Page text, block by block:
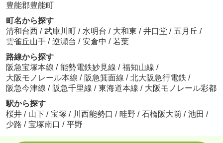
豊能郡豊能町
町名から探す
清和台西 / 武庫川町 / 水明台 / 大和東 / 井口堂 / 五月丘 /
雲雀丘山手 / 逆瀬台 / 安倉中 / 若葉
路線から探す
阪急宝塚本線 / 能勢電鉄妙見線 / 福知山線 /
大阪モノレール本線 / 阪急箕面線 / 北大阪急行電鉄 /
阪急今津線 / 阪急千里線 / 東海道本線 / 大阪モノレール彩都
駅から探す
桜井 / 山下 / 宝塚 / 川西能勢口 / 畦野 / 石橋阪大前 / 池田 /
少路 / 宝塚南口 / 平野